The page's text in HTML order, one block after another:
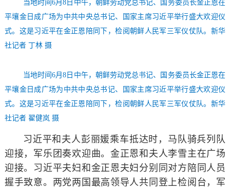
当地时间6月8日中午，朝鲜劳动党总书记、国务委员长金正恩在
平壤金日成广场为中共中央总书记、国家主席习近平举行盛大欢迎仪
式。这是习近平在金正恩陪同下，检阅朝鲜人民军三军仪仗队。新华
社记者 丁林 摄
当地时间6月8日中午，朝鲜劳动党总书记、国务委员长金正恩在
平壤金日成广场为中共中央总书记、国家主席习近平举行盛大欢迎仪
式。这是习近平在金正恩陪同下，检阅朝鲜人民军三军仪仗队。新华
社记者 翟健岚 摄
习近平和夫人彭丽媛乘车抵达时，马队骑兵列队
迎接，军乐团奏欢迎曲。金正恩和夫人李雪主在广场
迎接。习近平夫妇和金正恩夫妇分别同对方陪同人员
握手致意。两党两国最高领导人共同登上检阅台，军